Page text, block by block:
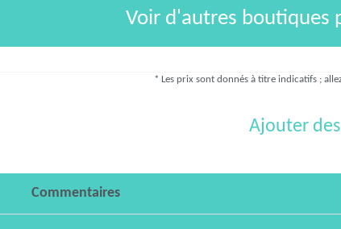
Voir d'autres boutiques
* Les prix sont donnés à titre indicatifs ;
Ajouter
Commentaires